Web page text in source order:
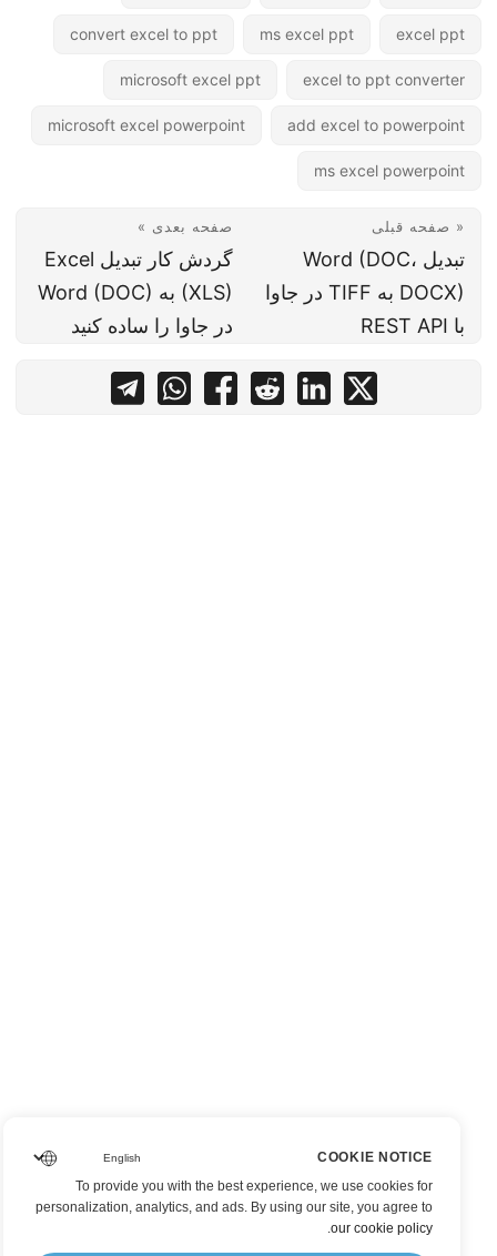
excel ppt
ms excel ppt
convert excel to ppt
excel to ppt converter
microsoft excel ppt
add excel to powerpoint
microsoft excel powerpoint
ms excel powerpoint
« صفحه قبلی
تبدیل Word (DOC،
DOCX) به TIFF در جاوا
با REST API
صفحه بعدی »
گردش کار تبدیل Excel
(XLS) به Word (DOC)
در جاوا را ساده کنید
COOKIE NOTICE
To provide you with the best experience, we use cookies for
personalization, analytics, and ads. By using our site, you agree to
our cookie policy
.